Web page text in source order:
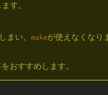
す。
まい、 makeが使えなくなり
おすすめします。